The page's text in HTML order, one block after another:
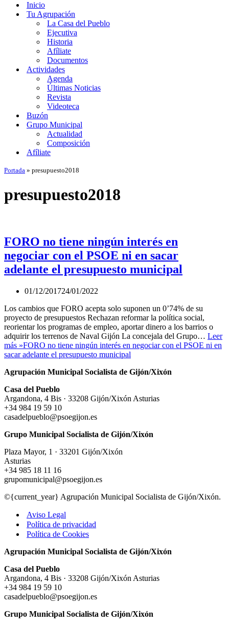
Inicio
Tu Agrupación
La Casa del Pueblo
Ejecutiva
Historia
Afíliate
Documentos
Actividades
Agenda
Últimas Noticias
Revista
Videoteca
Buzón
Grupo Municipal
Actualidad
Composición
Afíliate
Portada » presupuesto2018
presupuesto2018
FORO no tiene ningún interés en
negociar con el PSOE ni en sacar
adelante el presupuesto municipal
01/12/201724/01/2022
Los cambios que FORO acepta solo suponen un 0’74% de su
proyecto de presupuestos Rechazan reformar la política social,
reorientar los programas de empleo, aportar dinero a los barrios o
adquirir los terrenos de Naval Gijón La concejala del Grupo… Leer
más »FORO no tiene ningún interés en negociar con el PSOE ni en
sacar adelante el presupuesto municipal
Agrupación Municipal Socialista de Gijón/Xixón
Casa del Pueblo
Argandona, 4 Bis · 33208 Gijón/Xixón Asturias
+34 984 19 59 10
casadelpueblo@psoegijon.es
Grupo Municipal Socialista de Gijón/Xixón
Plaza Mayor, 1 · 33201 Gijón/Xixón
Asturias
+34 985 18 11 16
grupomunicipal@psoegijon.es
©{current_year} Agrupación Municipal Socialista de Gijón/Xixón.
Aviso Legal
Política de privacidad
Política de Cookies
Agrupación Municipal Socialista de Gijón/Xixón
Casa del Pueblo
Argandona, 4 Bis · 33208 Gijón/Xixón Asturias
+34 984 19 59 10
casadelpueblo@psoegijon.es
Grupo Municipal Socialista de Gijón/Xixón